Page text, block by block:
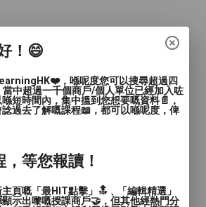
/ 每堂60分鐘（幼兒）
田區, 荃灣區, 元朗區, 其他（彈性
領教練團隊為學員提供專
！😄
，喺呢度您可以搜尋超過四
中超過一千個商戶/個人單位已經加入咗
短時間內，集中搵到您想要嘅資料📄，
過去了解嘅課程📖，都可以喺呢度，俾
等您報讀！
頁嘅「最HIT點擊」🔝﹑「編輯精選」
示出嚟嘅授課商戶🤝，但其他經熱門分